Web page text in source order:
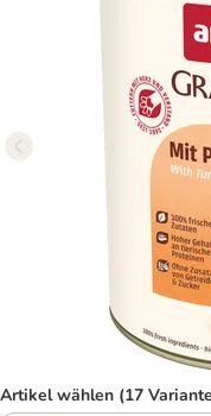
Artikel wählen (17